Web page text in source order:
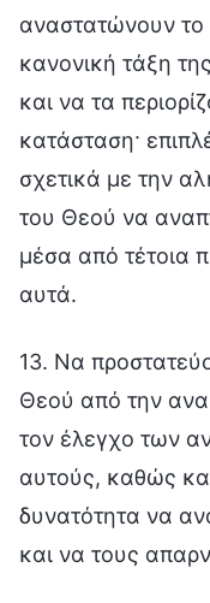
αναστατώνουν το
κανονική τάξη
και να τα
κατάσταση·
σχετικά με την
του Θεού να
μέσα από τέτοια
αυτά.
13. Να
Θεού από την
τον έλεγχο των
αυτούς, καθώς
δυνατότητα να
και να τους